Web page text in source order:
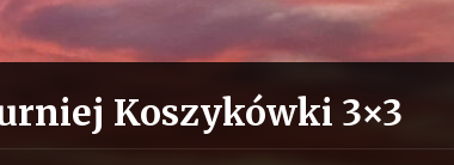
Koszykówki 3×3